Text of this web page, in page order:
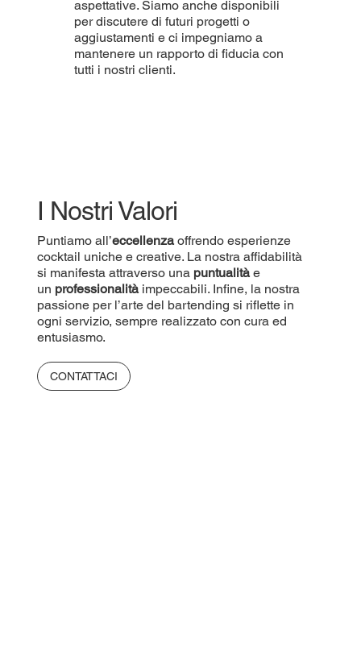
I Nostri Valori
Puntiamo all’eccellenzaoffrendo esperienze
cocktail uniche e creative. La nostra affidabilità
si manifesta attraverso una puntualitàe
un professionalitàimpeccabili. Infine, la nostra
passione per l’arte del bartending si riflette in
ogni servizio, sempre realizzato con cura ed
entusiasmo.
CONTATTACI
aspettative. Siamo anche disponibili
per discutere di futuri progetti o
aggiustamenti e ci impegniamo a
mantenere un rapporto di fiducia con
tutti i nostri clienti.